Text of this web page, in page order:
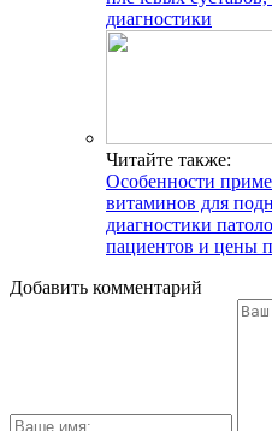
диагностики
Читайте также:
Особенности
витаминов для
диагностики
пациентов и цены
Добавить комментарий